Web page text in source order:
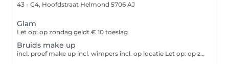
43 - C4, Hoofdstraat Helmond 5706 AJ
Glam
Let op: op zondag geldt € 10 toeslag
Bruids make up
incl. proef make up incl. wimpers incl. op locatie Let op: op zondag geldt € 10 toeslag